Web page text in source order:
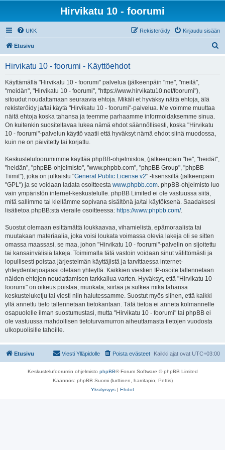
Hirvikatu 10 - foorumi
UKK Kirjaudu sisään
Rekisteröidy
Etusivu
Hirvikatu 10 - foorumi - Käyttöehdot
Käyttämällä "Hirvikatu 10 - foorumi" palvelua (jälkeenpäin "me", "meitä",
"meidän", "Hirvikatu 10 - foorumi", "https://www.hirvikatu10.net/foorumi"),
sitoudut noudattamaan seuraavia ehtoja. Mikäli et hyväksy näitä ehtoja, älä
rekisteröidy ja/tai käytä "Hirvikatu 10 - foorumi"-palvelua. Me voimme muuttaa
näitä ehtoja koska tahansa ja teemme parhaamme informoidaksemme sinua.
On kuitenkin suositeltavaa lukea nämä ehdot säännöllisesti, koska "Hirvikatu
10 - foorumi"-palvelun käyttö vaatii että hyväksyt nämä ehdot siinä muodossa,
kuin ne on päivitetty tai korjattu.
Keskustelufoorumimme käyttää phpBB-ohjelmistoa, (jälkeenpäin "he", "heidät",
"heidän", "phpBB-ohjelmisto", "www.phpbb.com", "phpBB Group", "phpBB
Tiimit"), joka on julkaistu "General Public License v2" -lisenssillä (jälkeenpäin
"GPL") ja se voidaan ladata osoitteesta www.phpbb.com. phpBB-ohjelmisto luo
vain ympäristön internet-keskustelulle. phpBB Limited ei ole vastuussa siitä,
mitä sallimme tai kiellämme sopivana sisältönä ja/tai käytöksenä. Saadaksesi
lisätietoa phpBB:stä vieraile osoitteessa: https://www.phpbb.com/.
Suostut olemaan esittämättä loukkaavaa, vihamielistä, epämoraalista tai
muutakaan materiaalia, joka voisi loukata voimassa olevia lakeja oli se sitten
omassa maassasi, se maa, johon "Hirvikatu 10 - foorumi"-palvelin on sijoitettu
tai kansainvälisiä lakeja. Toimimalla tätä vastoin voidaan sinut välittömästi ja
lopullisesti poistaa järjestelmän käyttäjistä ja tarvittaessa internet-
yhteydentarjoajaasi otetaan yhteyttä. Kaikkien viestien IP-osoite tallennetaan
näiden ehtojen noudattamisen tarkkailua varten. Hyväksyt, että "Hirvikatu 10 -
foorumi" on oikeus poistaa, muokata, siirtää ja sulkea mikä tahansa
keskusteluketju tai viesti niin halutessamme. Suostut myös siihen, että kaikki
yllä annettu tieto tallennetaan tietokantaan. Tätä tietoa ei anneta kolmannelle
osapuolelle ilman suostumustasi, mutta "Hirvikatu 10 - foorumi" tai phpBB ei
ole vastuussa mahdollisen tietoturvamurron aiheuttamasta tietojen vuodosta
ulkopuolisille tahoille.
Etusivu Kaikki ajat ovat UTC+03:00
Poista evästeet
Viesti Ylläpidolle
Keskustelufoorumin ohjelmisto phpBB® Forum Software © phpBB Limited
Käännös: phpBB Suomi (lurttinen, harritapio, Pettis)
Yksityisyys | Ehdot